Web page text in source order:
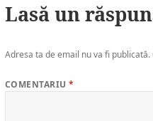
Lasă un
Adresa ta de email nu va fi publicată.
COMENTARIU*